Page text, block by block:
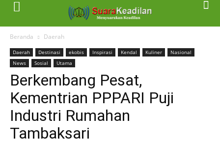
Beranda Daerah
Daerah Destinasi ekobis Inspirasi Kendal Kuliner
Nasional
News
Sosial Utama
Berkembang Pesat,
Kementrian PPPARI Puji
Industri Rumahan
Tambaksari